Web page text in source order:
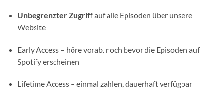
Unbegrenzter Zugriffauf alle Episoden über unsere
Website
Early Access – höre vorab, noch bevor die Episoden auf
Spotify erscheinen
Lifetime Access – einmal zahlen, dauerhaft verfügbar